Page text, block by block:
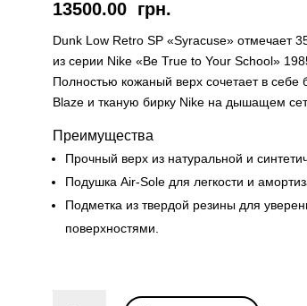
13500.00 грн.
Dunk Low Retro SP «Syracuse» отмечает
из серии Nike «Be True to Your School»
Полностью кожаный верх сочетает в
Blaze и тканую бирку Nike на дышащем
Преимущества
Прочный верх из натуральной и
Подушка Air-Sole для легкости и
Подметка из твердой резины для
поверхностями.